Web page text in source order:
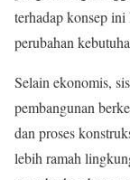
terhadap konsep
perubahan
Selain ekonomis,
pembangunan
dan proses
lebih ramah